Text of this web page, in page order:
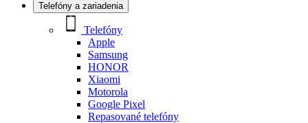
Telefóny a zariadenia
Telefóny
Apple
Samsung
HONOR
Xiaomi
Motorola
Google Pixel
Repasované telefóny